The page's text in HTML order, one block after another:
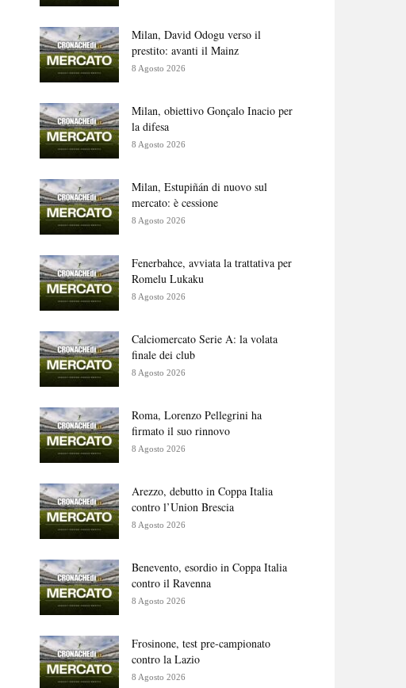
Milan, David Odogu verso il
prestito: avanti il Mainz
8 Agosto 2026
Milan, obiettivo Gonçalo Inacio per
la difesa
8 Agosto 2026
Milan, Estupiñán di nuovo sul
mercato: è cessione
8 Agosto 2026
Fenerbahce, avviata la trattativa per
Romelu Lukaku
8 Agosto 2026
Calciomercato Serie A: la volata
finale dei club
8 Agosto 2026
Roma, Lorenzo Pellegrini ha
firmato il suo rinnovo
8 Agosto 2026
Arezzo, debutto in Coppa Italia
contro l’Union Brescia
8 Agosto 2026
Benevento, esordio in Coppa Italia
contro il Ravenna
8 Agosto 2026
Frosinone, test pre-campionato
contro la Lazio
8 Agosto 2026